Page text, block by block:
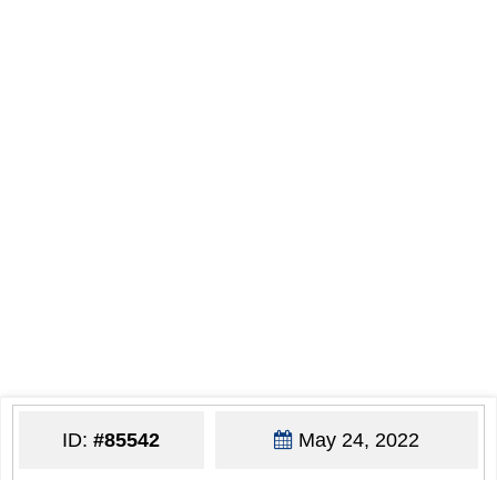
ID:#85542 May 24, 2022